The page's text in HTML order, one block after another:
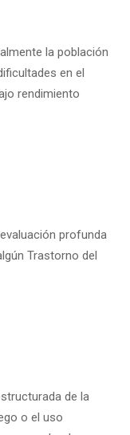
la población
en el
rendimiento
profunda
Trastorno del
de la
o el uso